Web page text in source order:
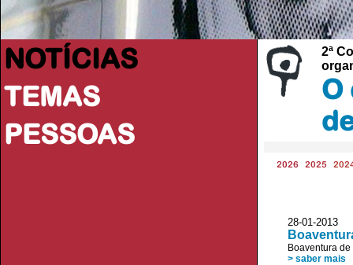
NOTÍCIAS
TEMAS
PESSOAS
2ª
O
2026 2025
28-01-
Boaventura
> saber mais